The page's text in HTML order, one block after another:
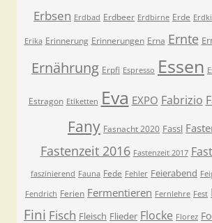
Erbsen Erdbad Erdbeer Erdbirne Erde
Erika Erinnerung Erinnerungen Erna Ernte
Ernährung Erpfi Espresso Essen
Estragon Etiketten Eva EXPO Fabrizio
Fany Fasnacht 2020 Fassl
Fastenzeit 2016 Fastenzeit 2017
faszinierend Fauna Fede Fehler Feierabend
Fendrich Ferien Fermentieren Fernlehre Fest
Fini Fisch Fleisch Flieder Flocke Florez